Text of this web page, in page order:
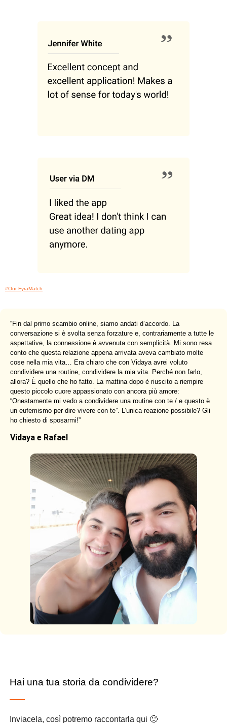
#Our FyraMatch
“Fin dal primo scambio online, siamo andati d’accordo. La
conversazione si è svolta senza forzature e, contrariamente a tutte le
aspettative, la connessione è avvenuta con semplicità. Mi sono resa
conto che questa relazione appena arrivata aveva cambiato molte
cose nella mia vita… Era chiaro che con Vidaya avrei voluto
condividere una routine, condividere la mia vita. Perché non farlo,
allora? È quello che ho fatto. La mattina dopo è riuscito a riempire
questo piccolo cuore appassionato con ancora più amore:
“Onestamente mi vedo a condividere una routine con te / e questo è
un eufemismo per dire vivere con te”. L’unica reazione possibile? Gli
ho chiesto di sposarmi!”
Vidaya e Rafael
Hai una tua storia da condividere?
Inviacela, così potremo raccontarla qui 🙂